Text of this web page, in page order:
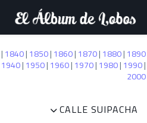
|1840|1850|1860|1870|1880|1890
1940|1950|1960|1970|1980|1990|
2000
CALLE SUIPACHA